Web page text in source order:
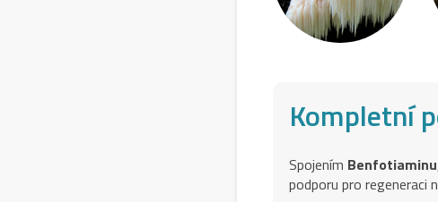
Kompletní
Spojením Benfotiaminu
podporu pro regeneraci